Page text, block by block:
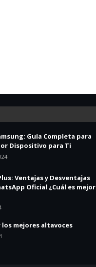
Guía Completa para
Dispositivo para Ti
Ventajas y Desventajas
Oficial ¿Cuál es mejor
los mejores altavoces